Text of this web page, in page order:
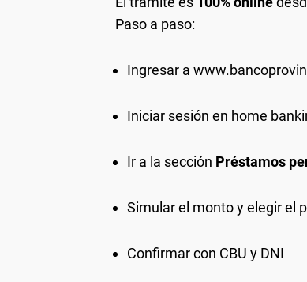
Paso a paso:
Ingresar a
Iniciar sesión en home
Ir a la sección Préstamos
Simular el monto y elegir el
Confirmar con CBU y DNI